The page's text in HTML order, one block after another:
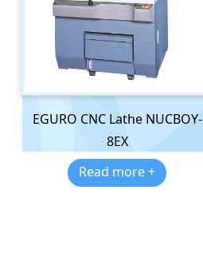
EGURO CNC Lathe NUCBOY-
8EX
Read more +